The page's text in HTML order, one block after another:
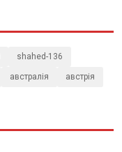
shahed-136
австралія австрія